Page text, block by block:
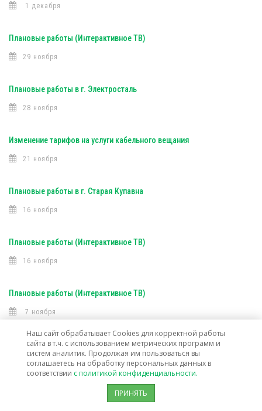
1 декабря
Плановые работы (Интерактивное ТВ)
29 ноября
Плановые работы в г. Электросталь
28 ноября
Изменение тарифов на услуги кабельного вещания
21 ноября
Плановые работы в г. Старая Купавна
16 ноября
Плановые работы (Интерактивное ТВ)
16 ноября
Плановые работы (Интерактивное ТВ)
7 ноября
Открыта техническая возможность подключения услуг связи в г. о.
Лосино-Петровский
Наш сайт обрабатывает Cookies для корректной работы
сайта в т.ч. с использованием метрических программ и
систем аналитик. Продолжая им пользоваться вы
соглашаетесь на обработку персональных данных в
соответствии с политикой конфиденциальности.
ПРИНЯТЬ